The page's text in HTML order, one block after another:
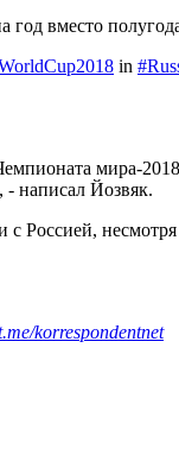
год вместо
in
мира-
- написал Йозвяк.
Россией,
korrespondentnet